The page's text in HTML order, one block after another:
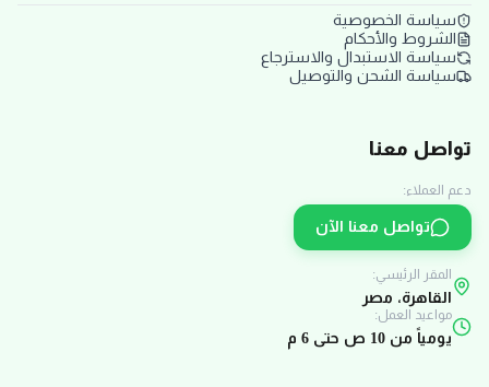
سياسة الخصوصية
الشروط والأحكام
سياسة الاستبدال والاسترجاع
سياسة الشحن والتوصيل
تواصل معنا
دعم العملاء:
تواصل معنا الآن
المقر الرئيسي:
القاهرة، مصر
مواعيد العمل:
يومياً من 10 ص حتى 6 م